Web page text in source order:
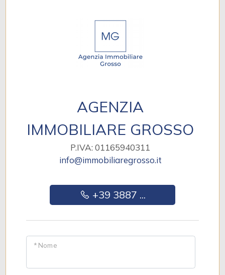
AGENZIA
IMMOBILIARE GROSSO
P.IVA: 01165940311
info@immobiliaregrosso.it
+39 3887 ...
* Nome